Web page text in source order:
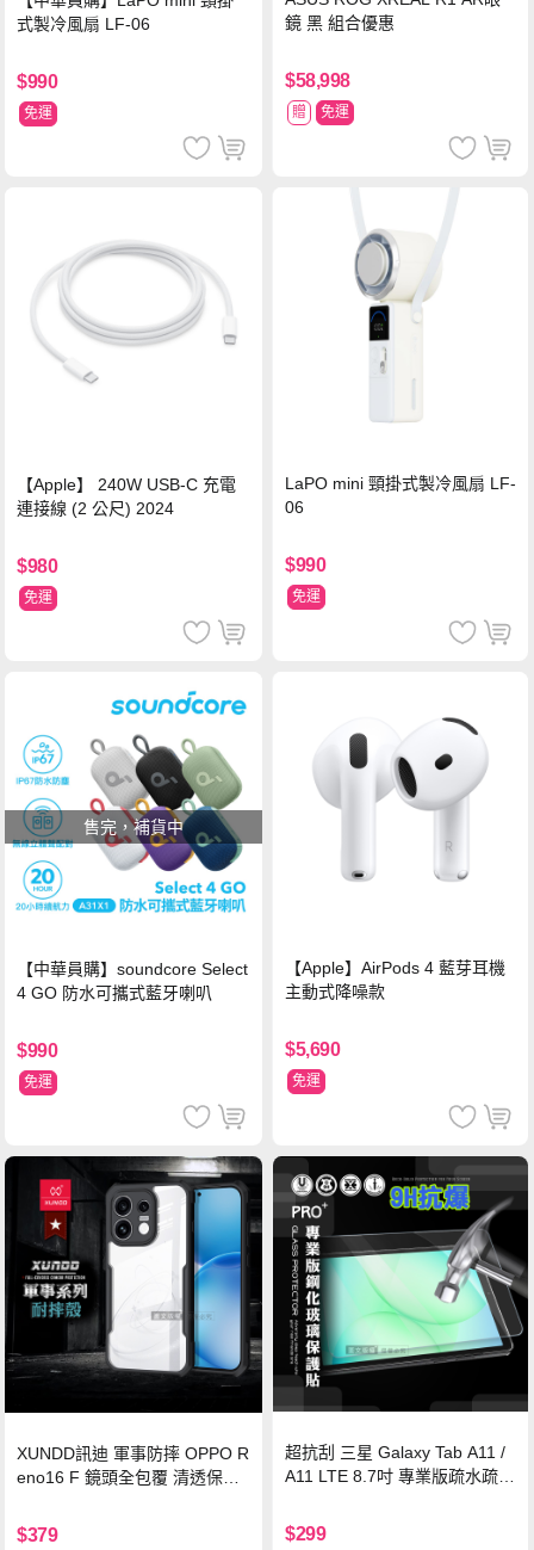
式製冷風扇 LF-06
$990
免運
鏡 黑 組合優惠
$58,998
贈 免運
【Apple】 240W USB-C 充電
連接線 (2 公尺) 2024
$980
免運
LaPO mini 頸掛式製冷風扇 LF-
06
$990
免運
售完，補貨中
【中華員購】soundcore Select
4 GO 防水可攜式藍牙喇叭
$990
免運
【Apple】AirPods 4 藍芽耳機
主動式降噪款
$5,690
免運
XUNDD訊迪 軍事防摔 OPPO R
eno16 F 鏡頭全包覆 清透保護
$379
超抗刮 三星 Galaxy Tab A11 /
A11 LTE 8.7吋 專業版疏水疏油
$299